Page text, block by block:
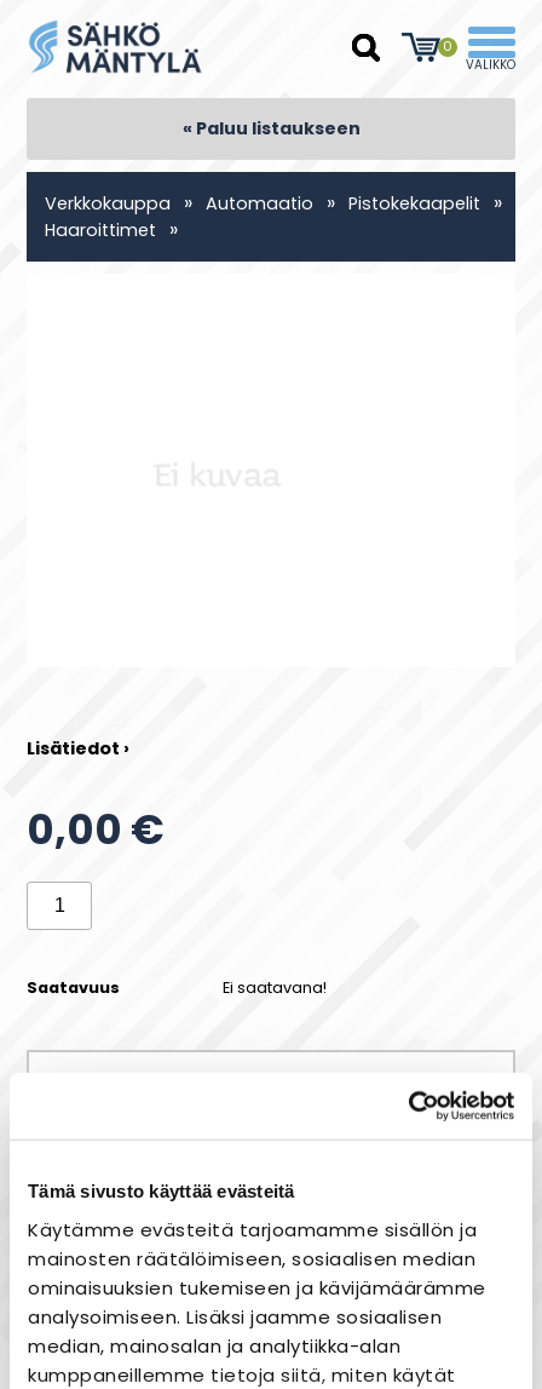
Tämä sivusto käyttää evästeitä
Käytämme evästeitä tarjoamamme sisällön ja
mainosten räätälöimiseen, sosiaalisen median
ominaisuuksien tukemiseen ja kävijämäärämme
analysoimiseen. Lisäksi jaamme sosiaalisen
median, mainosalan ja analytiikka-alan
kumppaneillemme tietoja siitä, miten käytät
0
« Paluu listaukseen
Verkkokauppa » Automaatio » Pistokekaapelit »
Haaroittimet »
Lisätiedot ›
0,00 €
Saatavuus Ei saatavana!
Maksa joustavasti osissa!
Toimitusaika 2-4 päivää
Toimituskulut alk 0 eur
Monipuoliset maksutavat